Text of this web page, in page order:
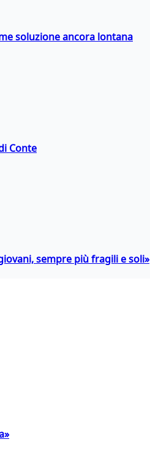
soluzione ancora lontana
Conte
sempre più fragili e soli»